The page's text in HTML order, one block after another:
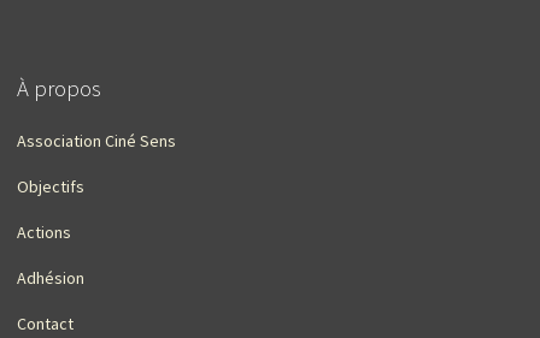
À propos
Association Ciné Sens
Objectifs
Actions
Adhésion
Contact